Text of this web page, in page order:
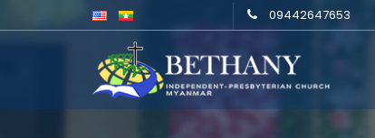
09442647653